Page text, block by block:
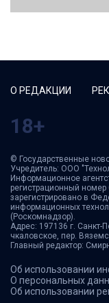
О РЕДАКЦИИ
18+
© Государственные
Учредитель: ООО
Информационное
регистрационный
зарегистрировано в
информационных
(Роскомнадзор).
Адрес: 197136 г. Санкт-
чкаловское, пер.
Главный редактор:
Об использовании
О персональных
Об использовании